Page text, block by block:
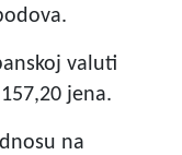
valuti
jena.
na